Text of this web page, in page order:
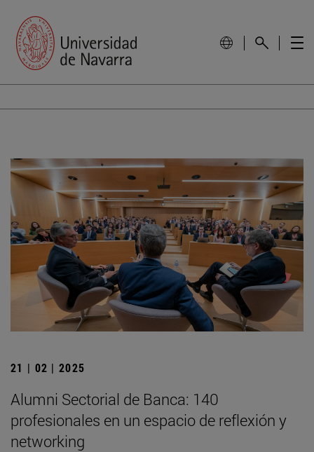
21 | 02 | 2025
Alumni Sectorial de Banca: 140
profesionales en un espacio de reflexión y
networking